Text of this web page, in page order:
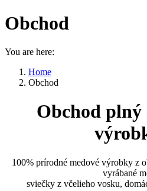
Obchod
You are here:
Home
Obchod
Obchod plný
100% prírodné medové výrobky z
vyrábané
sviečky z včelieho vosku,